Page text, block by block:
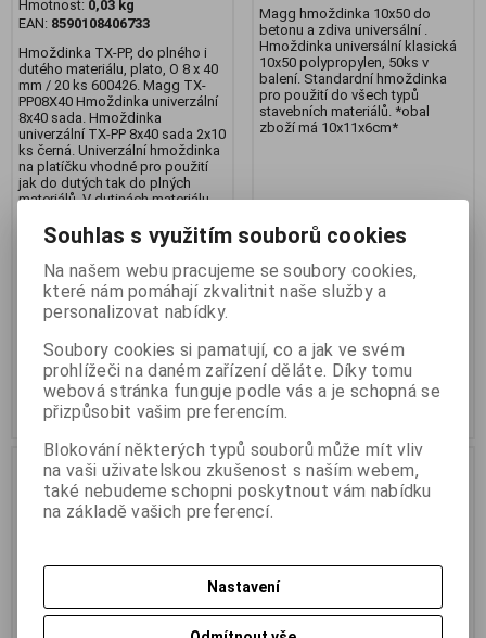
Hmotnost: 0,03 kg
EAN: 8590108406733
Hmoždinka TX-PP, do plného i
dutého materiálu, plato, O 8 x 40
mm / 20 ks 600426. Magg TX-
PP08X40 Hmoždinka univerzální
8x40 sada. Hmoždinka
univerzální TX-PP 8x40 sada 2x10
ks černá. Univerzální hmoždinka
na platíčku vhodné pro použití
jak do dutých tak do plných
materiálů. V dutinách materiálu
materiálech se rozvírá jako
klasická hmoždinka. Při použití
elektrického šroubováku se
hmoždinka neprotočí. Materiál
polypropylen - tepelná odolnost
od -20 °C do +80 °C.
18 Kč(0,763 EUR)
15 Kč(0,636 EUR)(Vaše cena bez
DPH:)
Přidat do košíku
Magg hmoždinka 10x50 do
betonu a zdiva universální .
Hmoždinka universální klasická
10x50 polypropylen, 50ks v
balení. Standardní hmoždinka
pro použití do všech typů
stavebních materiálů. *obal
zboží má 10x11x6cm*
45,20 Kč(1,915 EUR)
37,40 Kč (1,585 EUR) (Vaše cena
bez DPH:)
Akce
Výprodej
Sleva
10,0 %
Akce
Výprodej
Souhlas s využitím souborů cookies
Na našem webu pracujeme se soubory cookies,
které nám pomáhají zkvalitnit naše služby a
personalizovat nabídky.
Soubory cookies si pamatují, co a jak ve svém
prohlížeči na daném zařízení děláte. Díky tomu
webová stránka funguje podle vás a je schopná se
přizpůsobit vašim preferencím.
Blokování některých typů souborů může mít vliv
na vaši uživatelskou zkušenost s naším webem,
také nebudeme schopni poskytnout vám nabídku
na základě vašich preferencí.
Nastavení